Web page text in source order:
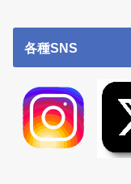
各種SNS